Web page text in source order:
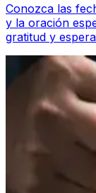
Conozca las
y la oración
gratitud y